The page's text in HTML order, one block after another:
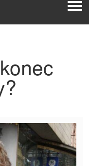
. | SRPNOVÁ